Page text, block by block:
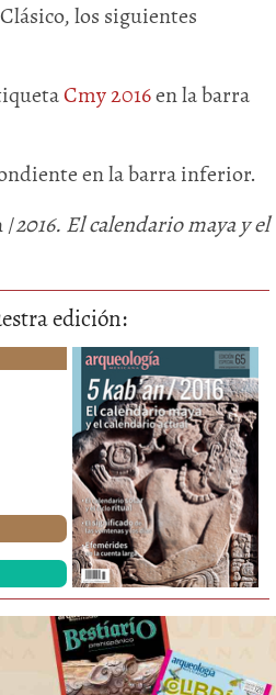
los siguientes
Cmy 2016en la barra
en la barra inferior.
/2016. El calendario maya y el
edición: